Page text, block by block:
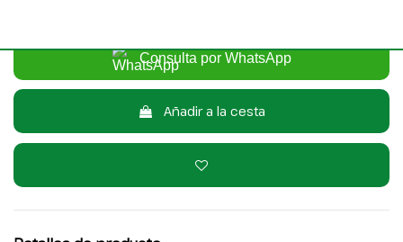
Consulta por WhatsApp
Añadir a la cesta